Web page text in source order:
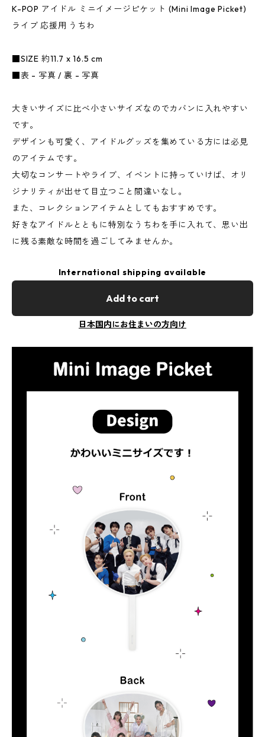
K-POP アイドル ミニイメージピケット (Mini Image Picket)
ライブ 応援用 うちわ
■SIZE 約11.7 x 16.5 cm
■表 - 写真 / 裏 - 写真
大きいサイズに比べ小さいサイズなのでカバンに入れやすい
です。
デザインも可愛く、アイドルグッズを集めている方には必見
のアイテムです。
大切なコンサートやライブ、イベントに持っていけば、オリ
ジナリティが出せて目立つこと間違いなし。
また、コレクションアイテムとしてもおすすめです。
好きなアイドルとともに特別なうちわを手に入れて、思い出
に残る素敵な時間を過ごしてみませんか。
International shipping available
Add to cart
日本国内にお住まいの方向け